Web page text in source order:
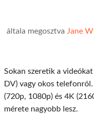
általa megosztva Jane
Sokan szeretik a
DV) vagy okos
(720p, 1080p) és 4K
mérete nagyobb lesz.